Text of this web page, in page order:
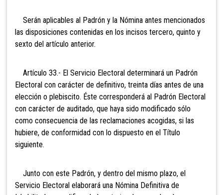
Serán aplicables al Padrón y la Nómina antes mencionados
las disposiciones contenidas en los incisos tercero, quinto y
sexto del artículo anterior.
Artículo 33.- El Servicio Electoral determinará un Padrón
Electoral con carácter de definitivo, treinta días antes de una
elección o plebiscito. Éste corresponderá al Padrón Electoral
con carácter de auditado, que haya sido modificado sólo
como consecuencia de las reclamaciones acogidas, si las
hubiere, de conformidad con lo dispuesto en el Título
siguiente.
Junto con este Padrón, y dentro del mismo plazo, el
Servicio Electoral elaborará una Nómina Definitiva de